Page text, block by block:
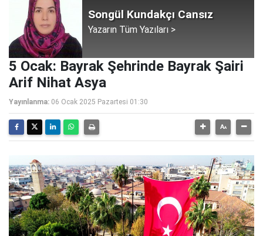
Songül Kundakçı Cansız
Yazarın Tüm Yazıları >
5 Ocak: Bayrak Şehrinde Bayrak Şairi
Arif Nihat Asya
Yayınlanma: 06 Ocak 2025 Pazartesi 01:30